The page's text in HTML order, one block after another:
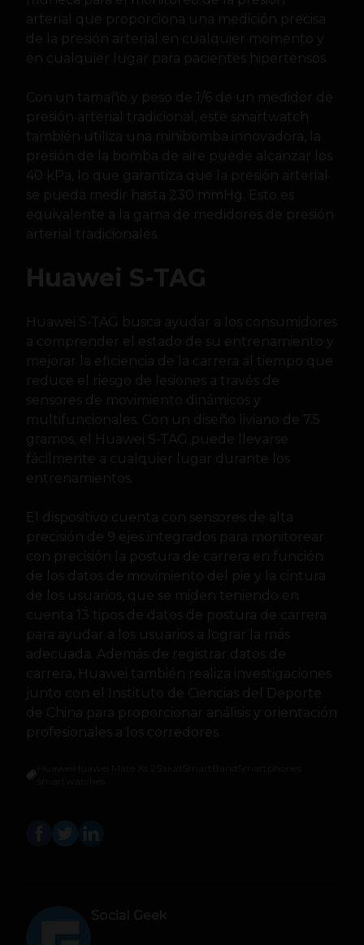
arterial que proporciona una medición precisa
de la presión arterial en cualquier momento y
en cualquier lugar para pacientes hipertensos.
Con un tamaño y peso de 1/6 de un medidor de
presión arterial tradicional, este smartwatch
también utiliza una minibomba innovadora, la
presión de la bomba de aire puede alcanzar los
40 kPa, lo que garantiza que la presión arterial
se pueda medir hasta 230 mmHg. Esto es
equivalente a la gama de medidores de presión
arterial tradicionales.
Huawei S-TAG
Huawei S-TAG busca ayudar a los consumidores
a comprender el estado de su entrenamiento y
mejorar la eficiencia de la carrera al tiempo que
reduce el riesgo de lesiones a través de
sensores de movimiento dinámicos y
multifuncionales. Con un diseño liviano de 7.5
gramos, el Huawei S-TAG puede llevarse
fácilmente a cualquier lugar durante los
entrenamientos.
El dispositivo cuenta con sensores de alta
precisión de 9 ejes integrados para monitorear
con precisión la postura de carrera en función
de los datos de movimiento del pie y la cintura
de los usuarios, que se miden teniendo en
cuenta 13 tipos de datos de postura de carrera
para ayudar a los usuarios a lograr la más
adecuada. Además de registrar datos de
carrera, Huawei también realiza investigaciones
junto con el Instituto de Ciencias del Deporte
de China para proporcionar análisis y orientación
profesionales a los corredores.
Social Geek